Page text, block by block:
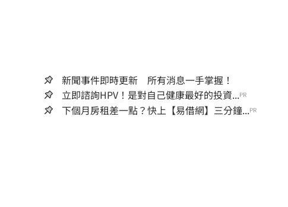
新聞事件即時更新 所有消息一手掌握！
立即諮詢HPV！是對自己健康最好的投資...PR
下個月房租差一點？快上【易借網】三分鐘...PR